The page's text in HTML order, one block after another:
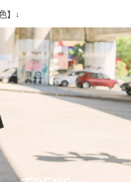
。
」後，將跳轉至「AFTEE先享後付」
即可完成結帳。
簡訊。
簡訊中的連結，可透過四大超商／
方視為交易完成。
費，但若您需要取消訂單，請聯絡
單仍視為有效，需透過AFTEE先享
」之結帳頁面顯示為準，若有關於
關疑問，請聯繫「AFTEE先享後付
support/home
免運費
免運費
運費
運費
】↓